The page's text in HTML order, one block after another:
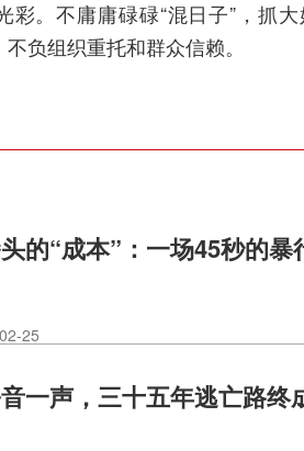
。不庸庸碌碌“混日子”，抓大
负组织重托和群众信赖。
的“成本”：一场45秒的暴
25
一声，三十五年逃亡路终